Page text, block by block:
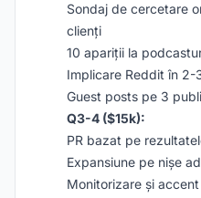
Sondaj de cercetare
clienți
10 apariții la
Implicare Reddit în
Guest posts pe 3
Q3-4 ($15k):
PR bazat pe
Expansiune pe nișe
Monitorizare și